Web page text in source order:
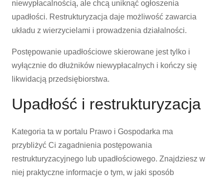
niewypłacalnością, ale chcą uniknąć ogłoszenia
upadłości. Restrukturyzacja daje możliwość zawarcia
układu z wierzycielami i prowadzenia działalności.
Postępowanie upadłościowe skierowane jest tylko i
wyłącznie do dłużników niewypłacalnych i kończy się
likwidacją przedsiębiorstwa.
Upadłość i restrukturyzacja
Kategoria ta w portalu Prawo i Gospodarka ma
przybliżyć Ci zagadnienia postępowania
restrukturyzacyjnego lub upadłościowego. Znajdziesz w
niej praktyczne informacje o tym, w jaki sposób